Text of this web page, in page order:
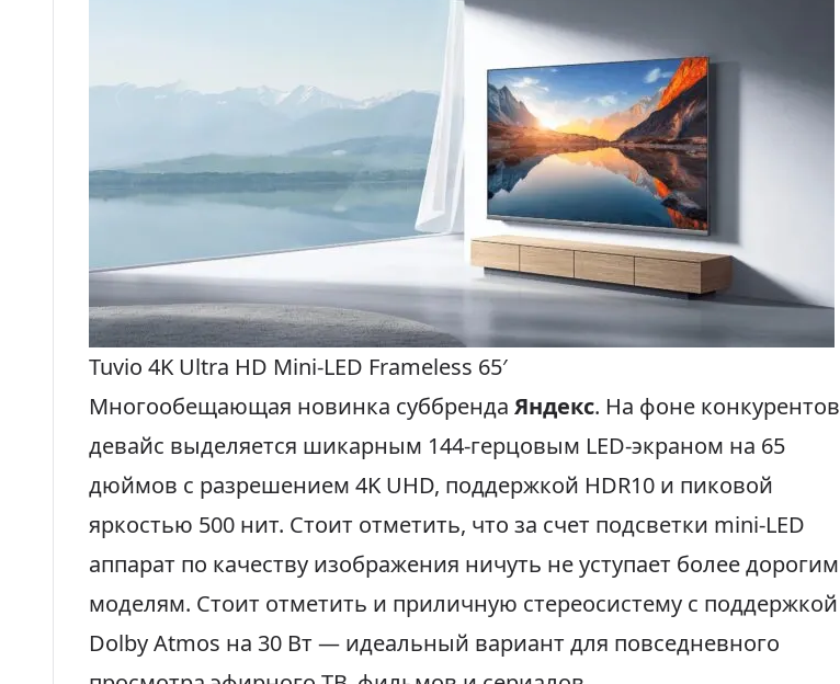
Tuvio 4K Ultra HD Mini-LED Frameless 65′
Многообещающая новинка суббренда Яндекс. На фоне конкурентов
девайс выделяется шикарным 144-герцовым LED-экраном на 65
дюймов с разрешением 4K UHD, поддержкой HDR10 и пиковой
яркостью 500 нит. Стоит отметить, что за счет подсветки mini-LED
аппарат по качеству изображения ничуть не уступает более дорогим
моделям. Стоит отметить и приличную стереосистему с поддержкой
Dolby Atmos на 30 Вт — идеальный вариант для повседневного